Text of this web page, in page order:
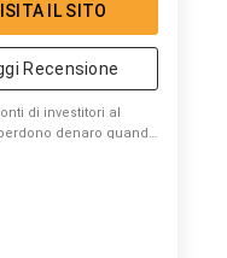
IL SITO
Recensione
di investitori al
denaro quando